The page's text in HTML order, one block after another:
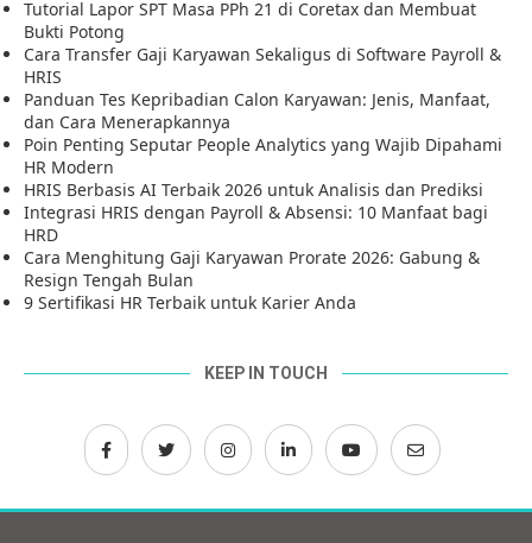
Tutorial Lapor SPT Masa PPh 21 di Coretax dan Membuat
Bukti Potong
Cara Transfer Gaji Karyawan Sekaligus di Software Payroll &
HRIS
Panduan Tes Kepribadian Calon Karyawan: Jenis, Manfaat,
dan Cara Menerapkannya
Poin Penting Seputar People Analytics yang Wajib Dipahami
HR Modern
HRIS Berbasis AI Terbaik 2026 untuk Analisis dan Prediksi
Integrasi HRIS dengan Payroll & Absensi: 10 Manfaat bagi
HRD
Cara Menghitung Gaji Karyawan Prorate 2026: Gabung &
Resign Tengah Bulan
9 Sertifikasi HR Terbaik untuk Karier Anda
KEEP IN TOUCH